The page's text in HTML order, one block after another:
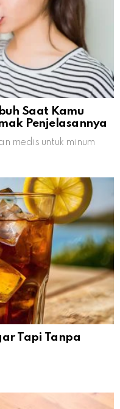
Saat Kamu
Penjelasannya
medis untuk minum
Tapi Tanpa